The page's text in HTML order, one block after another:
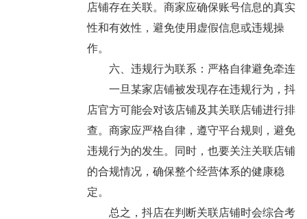
店铺存在关联。商家应确保账号信息的真实
性和有效性，避免使用虚假信息或违规操
作。
六、违规行为联系：严格自律避免牵连
一旦某家店铺被发现存在违规行为，抖
店官方可能会对该店铺及其关联店铺进行排
查。商家应严格自律，遵守平台规则，避免
违规行为的发生。同时，也要关注关联店铺
的合规情况，确保整个经营体系的健康稳
定。
总之，抖店在判断关联店铺时会综合考